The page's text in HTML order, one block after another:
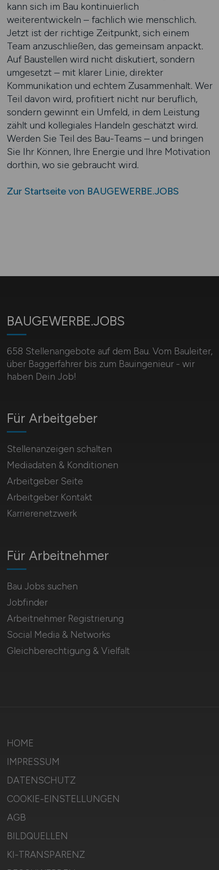
kann sich im Bau kontinuierlich
weiterentwickeln – fachlich wie menschlich.
Jetzt ist der richtige Zeitpunkt, sich einem
Team anzuschließen, das gemeinsam anpackt.
Auf Baustellen wird nicht diskutiert, sondern
umgesetzt – mit klarer Linie, direkter
Kommunikation und echtem Zusammenhalt. Wer
Teil davon wird, profitiert nicht nur beruflich,
sondern gewinnt ein Umfeld, in dem Leistung
zählt und kollegiales Handeln geschätzt wird.
Werden Sie Teil des Bau-Teams – und bringen
Sie Ihr Können, Ihre Energie und Ihre Motivation
dorthin, wo sie gebraucht wird.
Zur Startseite von BAUGEWERBE.JOBS
BAUGEWERBE.JOBS
658 Stellenangebote auf dem Bau. Vom Bauleiter,
über Baggerfahrer bis zum Bauingenieur - wir
haben Dein Job!
Für Arbeitnehmer
Bau Jobs suchen
Jobfinder
Arbeitnehmer Registrierung
Social Media & Networks
Gleichberechtigung & Vielfalt
Für Arbeitgeber
Stellenanzeigen schalten
Mediadaten & Konditionen
Arbeitgeber Seite
Arbeitgeber Kontakt
Karrierenetzwerk
HOME
IMPRESSUM
DATENSCHUTZ
COOKIE-EINSTELLUNGEN
AGB
BILDQUELLEN
KI-TRANSPARENZ